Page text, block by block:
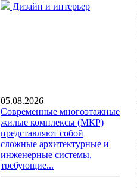
Дизайн и интерьер
05.08.2026
Современные многоэтажные
жилые комплексы (МКР)
представляют собой
сложные архитектурные и
инженерные системы,
требующие...